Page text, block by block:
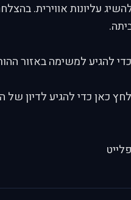
עליונות אווירית.
כדי להגיע למשימה באזור
לחץ כאן כדי להגיע לדיון של